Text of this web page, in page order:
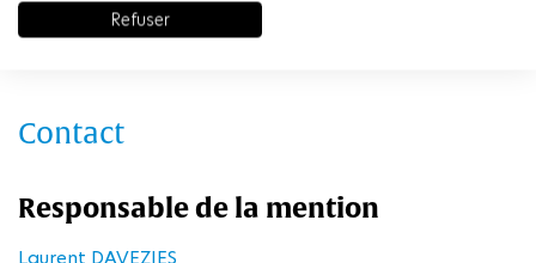
Refuser
Universités
Contact
Responsable de la mention